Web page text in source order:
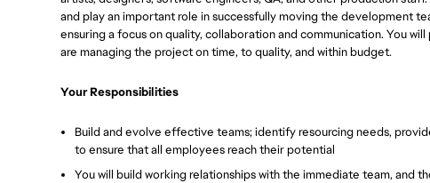
and play an important role in successfully moving the development
ensuring a focus on quality, collaboration and communication. You
are managing the project on time, to quality, and within budget.
Your Responsibilities
Build and evolve effective teams; identify resourcing needs,
to ensure that all employees reach their potential
You will build working relationships with the immediate team, and